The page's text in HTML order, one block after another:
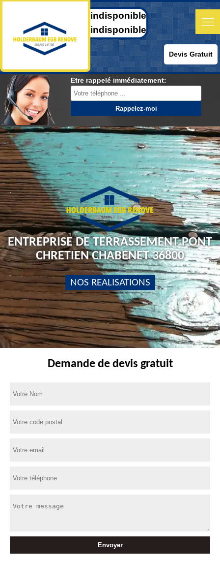
indisponible
indisponible
Devis Gratuit
Etre rappelé immédiatement:
ENTREPRISE DE TERRASSEMENT PONT
CHRETIEN CHABENET 36800
NOS REALISATIONS
Demande de devis gratuit